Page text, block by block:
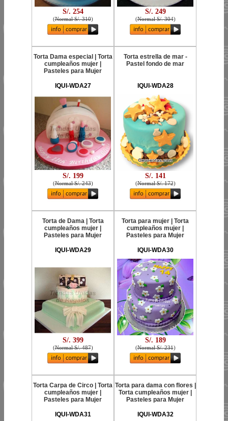
S/. 254
(Normal S/. 310)
S/. 249
(Normal S/. 304)
Torta Dama especial | Torta
cumpleaños mujer |
Pasteles para Mujer
IQUI-WDA27
S/. 199
(Normal S/. 243)
Torta estrella de mar -
Pastel fondo de mar
IQUI-WDA28
S/. 141
(Normal S/. 172)
Torta de Dama | Torta
cumpleaños mujer |
Pasteles para Mujer
IQUI-WDA29
S/. 399
(Normal S/. 487)
Torta para mujer | Torta
cumpleaños mujer |
Pasteles para Mujer
IQUI-WDA30
S/. 189
(Normal S/. 231)
Torta Carpa de Circo | Torta
cumpleaños mujer |
Pasteles para Mujer
IQUI-WDA31
Torta para dama con flores |
Torta cumpleaños mujer |
Pasteles para Mujer
IQUI-WDA32